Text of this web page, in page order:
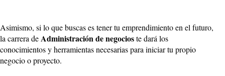
Asimismo, si lo que buscas es tener tu emprendimiento en el futuro,
la carrera deAdministración de negocioste dará los
conocimientos y herramientas necesarias para iniciar tu propio
negocio o proyecto.